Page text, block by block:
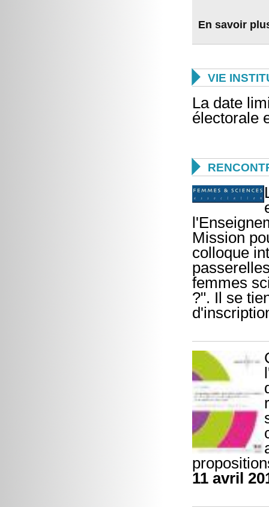
En savoir
 VIE
La date
électorale

Mission
colloque
femmes
?". Il se
11 avril